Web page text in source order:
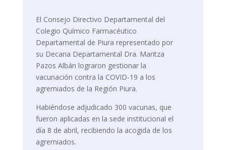
El Consejo Directivo Departamental del
Colegio Químico Farmacéutico
Departamental de Piura representado por
su Decana Departamental Dra. Maritza
Pazos Albán lograron gestionar la
vacunación contra la COVID-19 a los
agremiados de la Región Piura.
Habiéndose adjudicado 300 vacunas, que
fueron aplicadas en la sede institucional el
día 8 de abril, recibiendo la acogida de los
agremiados.